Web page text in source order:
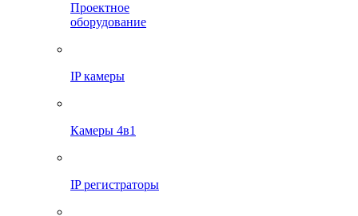
Проектное
оборудование
IP камеры
Камеры 4в1
IP регистраторы